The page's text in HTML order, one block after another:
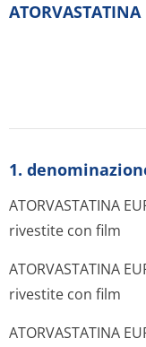
ATORVASTATINA
1.
ATORVASTATINA
rivestite con film
ATORVASTATINA
rivestite con film
ATORVASTATINA